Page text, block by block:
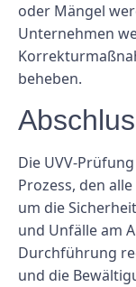
oder Mängel
Unternehmen
beheben.
Die UVV-
Prozess, den
um die
und Unfälle am
Durchführung
und die